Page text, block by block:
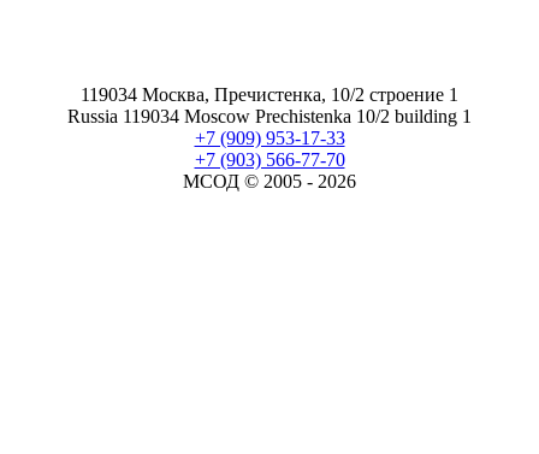
119034 Москва, Пречистенка, 10/2 строение 1
Russia 119034 Moscow Prechistenka 10/2 building 1
+7 (909) 953-17-33
+7 (903) 566-77-70
МСОД © 2005 - 2026